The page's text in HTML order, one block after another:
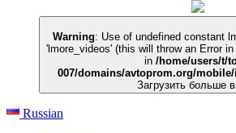
Warning: Use of undefined constant lmore_videos - assumed
'lmore_videos' (this will throw an Error
in /home/users/t/
007/domains/avtoprom.org/
Загрузить больше
Russian